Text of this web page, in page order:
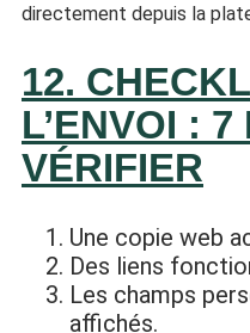
directement depuis la
12.
L’ENVOI :
VÉRIFIER
Une copie web
Des liens
Les champs
affichés.